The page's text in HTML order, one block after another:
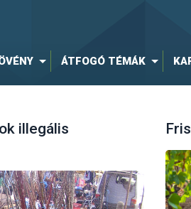
ÁTFOGÓ TÉMÁK
illegális